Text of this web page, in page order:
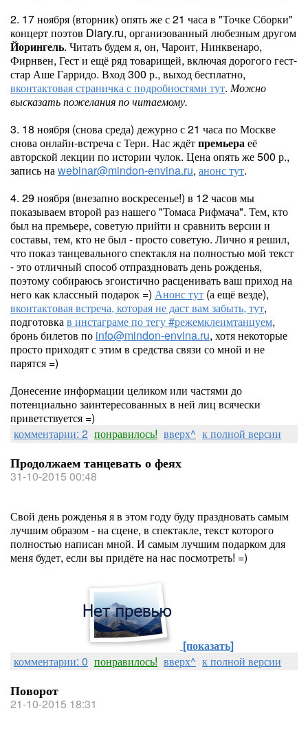
2. 17 ноября (вторник) опять же с 21 часа в "Точке Сборки"
концерт поэтов Diary.ru, организованный любезным другом
Йорингель. Читать будем я, он, Чароит, Нинквенаро,
Фирнвен, Гест и ещё ряд товарищей, включая дорогого гест-
стар Аше Гарридо. Вход 300 р., выход бесплатно,
вконтактовая страничка с подробностями тут. Можно
высказать пожелания по читаемому.
3. 18 ноября (снова среда) дежурно с 21 часа по Москве
снова онлайн-встреча с Терн. Нас ждётпремьераеё
авторской лекции по истории чулок. Цена опять же 500 р.,
запись наwebinar@mindon-envina.ru, анонс тут.
4. 29 ноября (внезапно воскресенье!) в 12 часов мы
показываем второй раз нашего "Томаса Рифмача". Тем, кто
был на премьере, советую прийти и сравнить версии и
составы, тем, кто не был - просто советую. Лично я решил,
что показ танцевального спектакля на полностью мой текст
- это отличный способ отпраздновать день рожденья,
поэтому собираюсь эгоистично расценивать ваш приход на
него как классный подарок =) Анонс тут (а ещё везде),
вконтактовая встреча, которая не даст вам забыть, тут,
подготовкав инстаграме по тегу #режемклеимтанцуем,
бронь билетов по info@mindon-envina.ru, хотя некоторые
просто приходят с этим в средства связи со мной и не
парятся =)
Донесение информации целиком или частями до
потенциально заинтересованных в ней лиц всячески
приветствуется =)
комментарии: 2 понравилось! вверх^ к полной версии
Продолжаем танцевать о феях
31-10-2015 00:48
Свой день рожденья я в этом году буду праздновать самым
лучшим образом - на сцене, в спектакле, текст которого
полностью написан мной. И самым лучшим подарком для
меня будет, если вы придёте на нас посмотреть! =)
[показать]
комментарии: 0 понравилось! вверх^ к полной версии
Поворот
21-10-2015 18:31